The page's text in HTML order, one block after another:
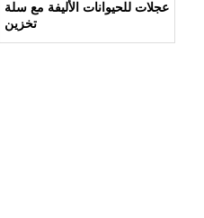
عجلات للحيوانات الأليفة مع سلة
تخزين